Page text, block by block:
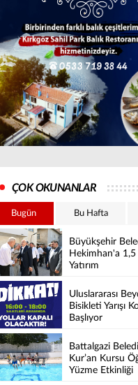
ÇOK OKUNANLAR
Bugün Bu Hafta
Büyükşehir
Hekimhan'a
Yatırım
Uluslararası
Bisikleti Yarışı
Başlıyor
Battalgazi
Kur’an Kursu
Yüzme Etkinliği